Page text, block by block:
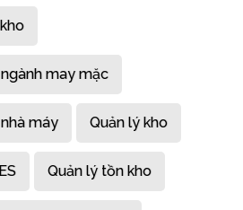
may mặc
máy Quản lý kho
Quản lý tồn kho